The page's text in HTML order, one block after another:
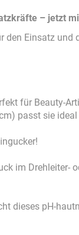
– jetzt
den Einsatz
für Beauty-
passt sie
im Drehleiter-
dieses pH-